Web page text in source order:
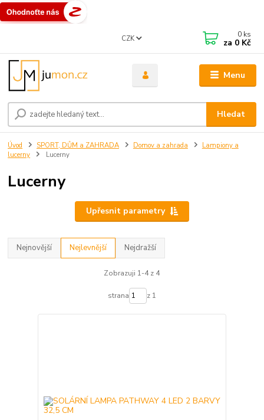
Menu
CZK
Hledat
0 ks
za 0 Kč
Úvod SPORT, DŮM a ZAHRADA Domov a zahrada
Lampiony a
lucerny
Lucerny
Lucerny
Upřesnit parametry
Nejnovější Nejlevnější Nejdražší
Zobrazuji 1-4 z 4
strana z 1